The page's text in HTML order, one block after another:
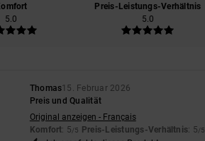
5.0
Preis-Leistungs-Verhältnis
5.0
Thomas15. Februar 2026
Preis und Qualität
Original anzeigen - Français
Komfort: 5/5 Preis-Leistungs-Verhältnis: 5/5